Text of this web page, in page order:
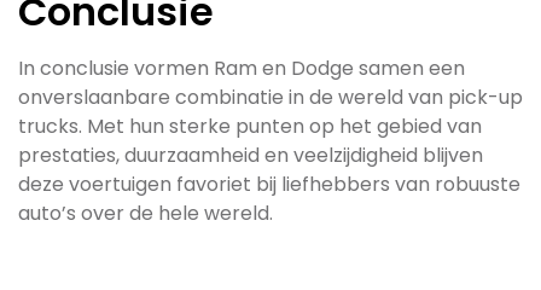
Conclusie
In conclusie vormen Ram en Dodge samen een
onverslaanbare combinatie in de wereld van pick-up
trucks. Met hun sterke punten op het gebied van
prestaties, duurzaamheid en veelzijdigheid blijven
deze voertuigen favoriet bij liefhebbers van robuuste
auto’s over de hele wereld.